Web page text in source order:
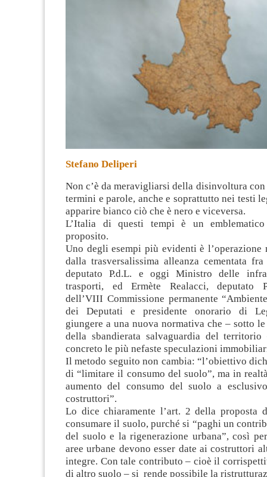
Stefano Deliperi
Non c’è da meravigliarsi della disinvoltura
termini e parole, anche e soprattutto nei testi
apparire bianco ciò che è nero e viceversa.
L’Italia di questi tempi è un
proposito.
Uno degli esempi più evidenti è l’operazione
dalla trasversalissima alleanza cementata
deputato P.d.L. e oggi Ministro delle
trasporti, ed Ermète Realacci, deputato
dell’VIII Commissione permanente
dei Deputati e presidente onorario di
giungere a una nuova normativa che – sotto
della sbandierata salvaguardia del territorio
concreto le più nefaste speculazioni
Il metodo seguito non cambia: “l’obiettivo
di “limitare il consumo del suolo”, ma in
aumento del consumo del suolo a
costruttori”.
Lo dice chiaramente l’art. 2 della proposta
consumare il suolo, purché si “paghi un
del suolo e la rigenerazione urbana”, così
aree urbane devono esser date ai costruttori
integre. Con tale contributo – cioè il
di altro suolo – si rende possibile la